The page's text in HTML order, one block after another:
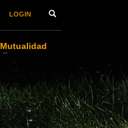
LOGIN
Mutualidad